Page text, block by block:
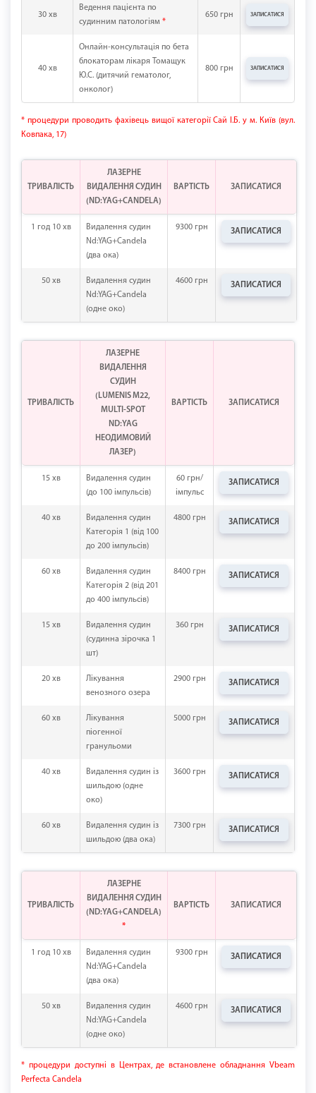
30 хв
Ведення пацієнта по
судинним патологіям *
650 грн ЗАПИСАТИСЯ
40 хв
Онлайн-консультація по бета
блокаторам лікаря Томащук
Ю.С. (дитячий гематолог,
онколог)
800 грн ЗАПИСАТИСЯ
* процедури проводить фахівець вищої категорії Сай І.Б. у м. Київ (вул.
Ковпака, 17)
ТРИВАЛІСТЬ
ЛАЗЕРНЕ
ВИДАЛЕННЯ СУДИН
(ND:YAG+CANDELA)
ВАРТІСТЬ ЗАПИСАТИСЯ
1 год 10 хв
Видалення судин
Nd:YAG+Candela
(два ока)
9300 грн ЗАПИСАТИСЯ
50 хв
Видалення судин
Nd:YAG+Candela
(одне око)
4600 грн ЗАПИСАТИСЯ
ТРИВАЛІСТЬ
ЛАЗЕРНЕ
ВИДАЛЕННЯ
СУДИН
(LUMENIS M22,
MULTI-SPOT
ND:YAG
НЕОДИМОВИЙ
ЛАЗЕР)
ВАРТІСТЬ ЗАПИСАТИСЯ
15 хв
Видалення судин
(до 100 імпульсів)
60 грн/
імпульс
ЗАПИСАТИСЯ
40 хв
Видалення судин
Категорія 1 (від 100
до 200 імпульсів)
4800 грн ЗАПИСАТИСЯ
60 хв
Видалення судин
Категорія 2 (від 201
до 400 імпульсів)
8400 грн ЗАПИСАТИСЯ
15 хв
Видалення судин
(судинна зірочка 1
шт)
360 грн ЗАПИСАТИСЯ
20 хв
Лікування
венозного озера
2900 грн ЗАПИСАТИСЯ
60 хв
Лікування
піогенної
гранульоми
5000 грн ЗАПИСАТИСЯ
40 хв
Видалення судин із
шильдою (одне
око)
3600 грн ЗАПИСАТИСЯ
60 хв
Видалення судин із
шильдою (два ока)
7300 грн ЗАПИСАТИСЯ
ТРИВАЛІСТЬ
ЛАЗЕРНЕ
ВИДАЛЕННЯ СУДИН
(ND:YAG+CANDELA)
*
ВАРТІСТЬ ЗАПИСАТИСЯ
1 год 10 хв
Видалення судин
Nd:YAG+Candela
(два ока)
9300 грн ЗАПИСАТИСЯ
50 хв
Видалення судин
Nd:YAG+Candela
(одне око)
4600 грн ЗАПИСАТИСЯ
* процедури доступні в Центрах, де встановлене обладнання Vbeam
Perfecta Candela